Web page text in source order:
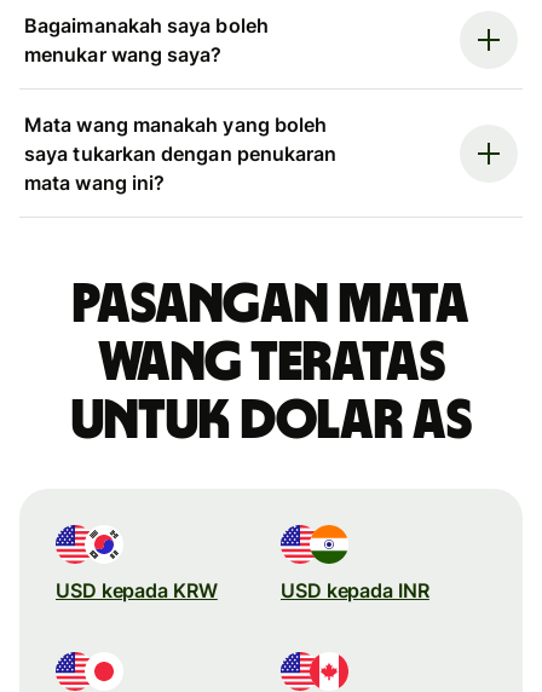
Bagaimanakah saya boleh
menukar wang saya?
Mata wang manakah yang boleh
saya tukarkan dengan penukaran
mata wang ini?
Pasangan mata
wang teratas
untuk dolar AS
USD kepada KRW USD kepada INR